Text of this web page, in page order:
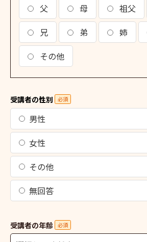
父 母 祖父
兄
弟 姉
その他
受講者の性別 必須
男性
女性
その他
無回答
受講者の年齢 必須